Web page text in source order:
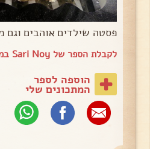
פסטה שילדים אוהבים וגם
לקבלת הספר של Sari Noy במייל
הוספה לספר
המתכונים שלי